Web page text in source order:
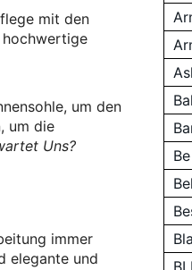
mit den
hochwertige
um den
um die
Uns?
immer
elegante und